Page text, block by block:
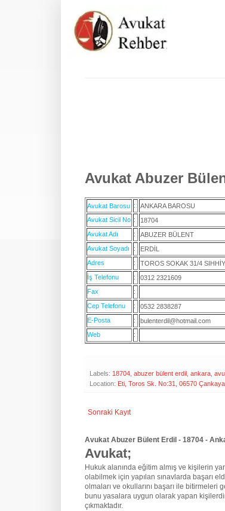
Avukat Abuzer
Avukat Barosu :
ANKARA BAROSU
Avukat Sicil No :
18704
Avukat Adı
:
ABUZER BÜLENT
Avukat Soyadı
:
ERDİL
Adres
:
TOROS SOKAK 31/4
İş Telefonu
:
0312 2321609
Fax
:
Cep Telefonu
:
0532 2838287
E-Posta
:
bulenterdil@hotmail.com
Web
:
Labels: 18704 abuzer bülent erdil ankara
Location: Eti, Toros Sk. No:31, 06570
Sonraki Kayıt
Avukat Abuzer Bülent Erdil - 18704 -
Avukat;
Hukuk alanında eğitim almış ve kişilerin
olabilmek için yapılan sınavlarda başarı
olmaları ve okullarını başarı ile bitirmeleri
bunu yasalara uygun olarak yapan
çıkmaktadır.